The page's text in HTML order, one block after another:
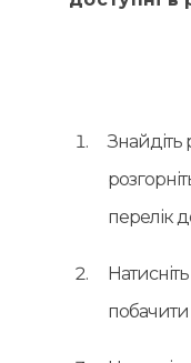
Знайдіть
перелік
побачити